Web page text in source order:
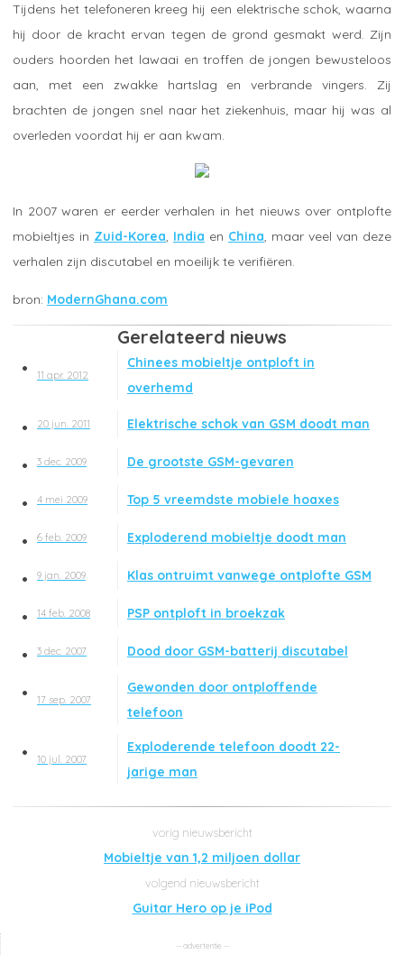
Tijdens het telefoneren kreeg hij een elektrische schok, waarna
hij door de kracht ervan tegen de grond gesmakt werd. Zijn
ouders hoorden het lawaai en troffen de jongen bewusteloos
aan, met een zwakke hartslag en verbrande vingers. Zij
brachten de jongen snel naar het ziekenhuis, maar hij was al
overleden voordat hij er aan kwam.
In 2007 waren er eerder verhalen in het nieuws over ontplofte
mobieltjes in Zuid-Korea India en China , maar veel van deze
verhalen zijn discutabel en moeilijk te verifiëren.
ModernGhana.com
Gerelateerd nieuws
11 apr. 2012
Chinees mobieltje ontploft in
overhemd
20 jun. 2011 Elektrische schok van GSM doodt man
3 dec. 2009 De grootste GSM-gevaren
4 mei 2009 Top 5 vreemdste mobiele hoaxes
6 feb. 2009 Exploderend mobieltje doodt man
9 jan. 2009 Klas ontruimt vanwege ontplofte GSM
14 feb. 2008 PSP ontploft in broekzak
3 dec. 2007 Dood door GSM-batterij discutabel
17 sep. 2007
Gewonden door ontploffende
telefoon
10 jul. 2007
Exploderende telefoon doodt 22-
jarige man
Mobieltje van 1,2 miljoen dollar
Guitar Hero op je iPod